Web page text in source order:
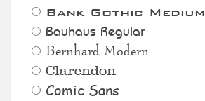
Bank Gothic Medium
Bauhaus Regular
Bernhard Modern
Clarendon
Comic Sans